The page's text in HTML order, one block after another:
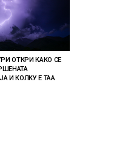
ОТКРИ КАКО СЕ
И КОЛКУ Е ТАА